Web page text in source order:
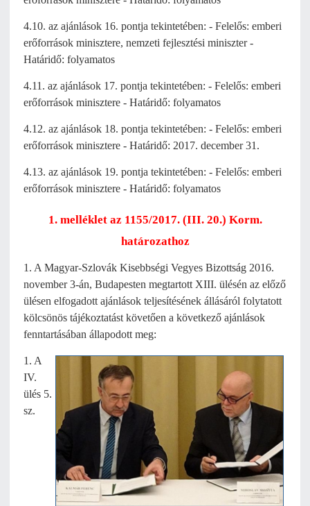
4.10. az ajánlások 16. pontja tekintetében: - Felelős: emberi
erőforrások minisztere, nemzeti fejlesztési miniszter -
Határidő: folyamatos
4.11. az ajánlások 17. pontja tekintetében: - Felelős: emberi
erőforrások minisztere - Határidő: folyamatos
4.12. az ajánlások 18. pontja tekintetében: - Felelős: emberi
erőforrások minisztere - Határidő: 2017. december 31.
4.13. az ajánlások 19. pontja tekintetében: - Felelős: emberi
erőforrások minisztere - Határidő: folyamatos
1. melléklet az 1155/2017. (III. 20.) Korm.
határozathoz
1. A Magyar-Szlovák Kisebbségi Vegyes Bizottság 2016.
november 3-án, Budapesten megtartott XIII. ülésén az előző
ülésen elfogadott ajánlások teljesítésének állásáról folytatott
kölcsönös tájékoztatást követően a következő ajánlások
fenntartásában állapodott meg:
1. A
IV.
ülés 5.
sz.